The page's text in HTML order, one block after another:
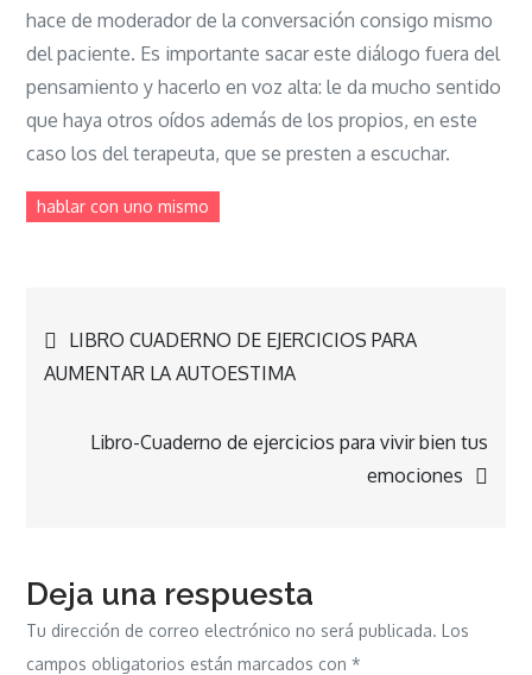
hace de moderador de la conversación consigo mismo
del paciente. Es importante sacar este diálogo fuera del
pensamiento y hacerlo en voz alta: le da mucho sentido
que haya otros oídos además de los propios, en este
caso los del terapeuta, que se presten a escuchar.
hablar con uno mismo
Navegación
de
entradas
LIBRO CUADERNO DE EJERCICIOS PARA
AUMENTAR LA AUTOESTIMA
Libro-Cuaderno de ejercicios para vivir bien tus
emociones
Deja una respuesta
Tu dirección de correo electrónico no será publicada. Los
campos obligatorios están marcados con*